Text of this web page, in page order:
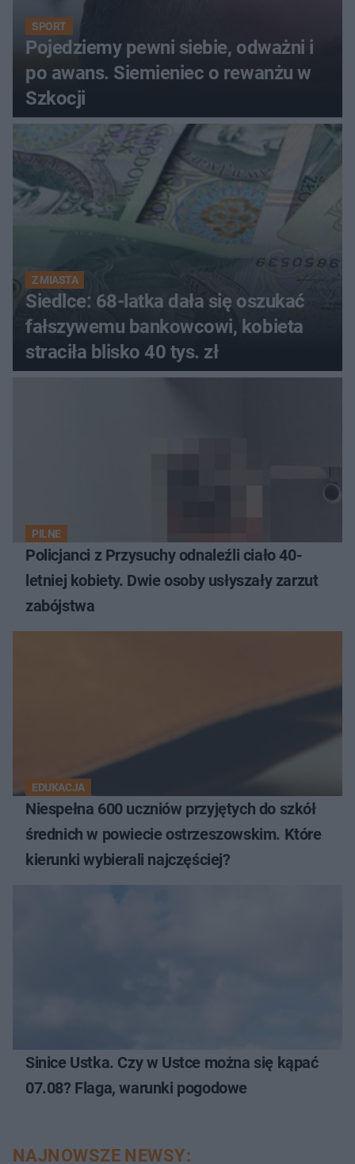
SPORT
Pojedziemy pewni siebie, odważni i
po awans. Siemieniec o rewanżu w
Szkocji
Z MIASTA
Siedlce: 68-latka dała się oszukać
fałszywemu bankowcowi, kobieta
straciła blisko 40 tys. zł
PILNE
Policjanci z Przysuchy odnaleźli ciało 40-
letniej kobiety. Dwie osoby usłyszały zarzut
zabójstwa
EDUKACJA
Niespełna 600 uczniów przyjętych do szkół
średnich w powiecie ostrzeszowskim. Które
kierunki wybierali najczęściej?
Sinice Ustka. Czy w Ustce można się kąpać
07.08? Flaga, warunki pogodowe
NAJNOWSZE NEWSY: